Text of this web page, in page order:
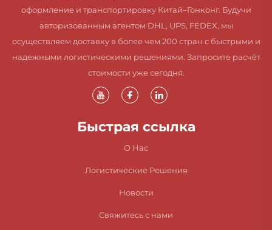
оформление и транспортировку Китай–Гонконг. Будучи
авторизованным агентом DHL, UPS, FEDEX, мы
осуществляем доставку в более чем 200 стран с быстрыми и
надежными логистическими решениями. Запросите расчёт
стоимости уже сегодня.
Быстрая ссылка
О Нас
Логистические Решения
Новости
Свяжитесь с нами